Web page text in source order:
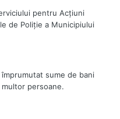
pentru Acţiuni
de Poliție a Municipiului
sume de bani
persoane.